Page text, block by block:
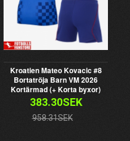
Kroatien Mateo Kovacic #8
Bortatröja Barn VM 2026
Kortärmad (+ Korta byxor)
383.30SEK
958.31SEK